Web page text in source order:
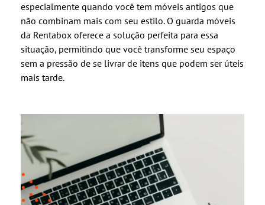
especialmente quando você tem móveis antigos que
não combinam mais com seu estilo. O guarda móveis
da Rentabox oferece a solução perfeita para essa
situação, permitindo que você transforme seu espaço
sem a pressão de se livrar de itens que podem ser úteis
mais tarde.